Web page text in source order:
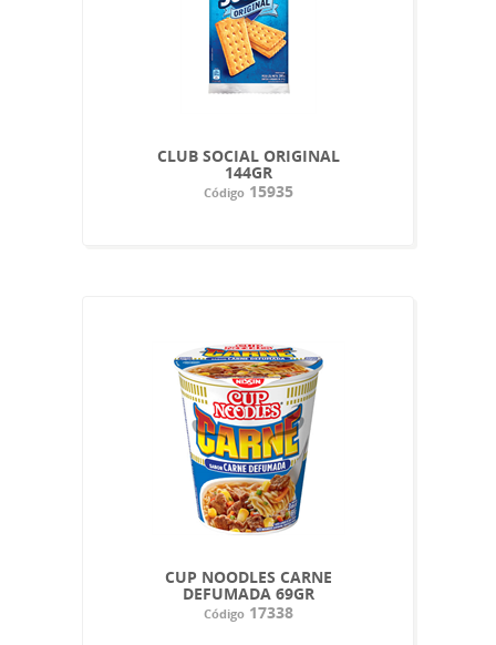
CLUB SOCIAL ORIGINAL
144GR
Código15935
CUP NOODLES CARNE
DEFUMADA 69GR
Código17338